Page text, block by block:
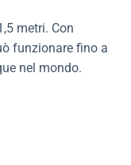
metri. Con
funzionare fino a
nel mondo.